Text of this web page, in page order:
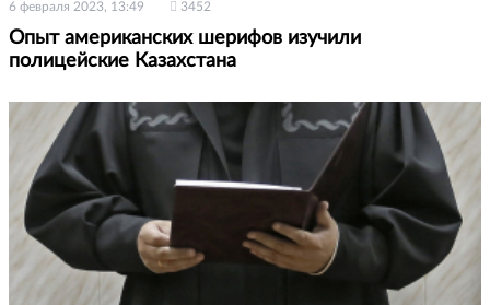
6 февраля 2023, 13:49 3452
Опыт американских шерифов изучили
полицейские Казахстана